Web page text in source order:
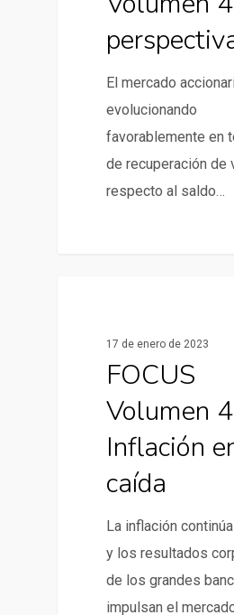
El mercado
evolucionando
favorablemente en
de recuperación de
respecto al saldo…
17 de enero de 2023
FOCUS
Volumen
Inflación
caída
La inflación
y los resultados
de los grandes
impulsan el